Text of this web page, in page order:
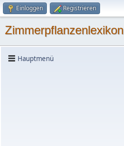
Einloggen Registrieren
Zimmerpflanzenlexikon
Hauptmenü